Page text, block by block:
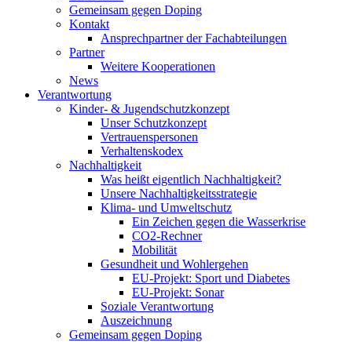
Gemeinsam gegen Doping
Kontakt
Ansprechpartner der Fachabteilungen
Partner
Weitere Kooperationen
News
Verantwortung
Kinder- & Jugendschutzkonzept
Unser Schutzkonzept
Vertrauenspersonen
Verhaltenskodex
Nachhaltigkeit
Was heißt eigentlich Nachhaltigkeit?
Unsere Nachhaltigkeitsstrategie
Klima- und Umweltschutz
Ein Zeichen gegen die Wasserkrise
CO2-Rechner
Mobilität
Gesundheit und Wohlergehen
EU-Projekt: Sport und Diabetes
EU-Projekt: Sonar
Soziale Verantwortung
Auszeichnung
Gemeinsam gegen Doping